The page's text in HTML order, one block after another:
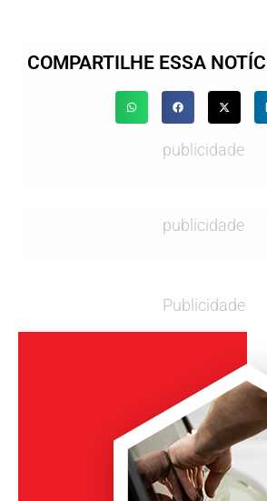
COMPARTILHE ESSA
publicidade
publicidade
Publicidade